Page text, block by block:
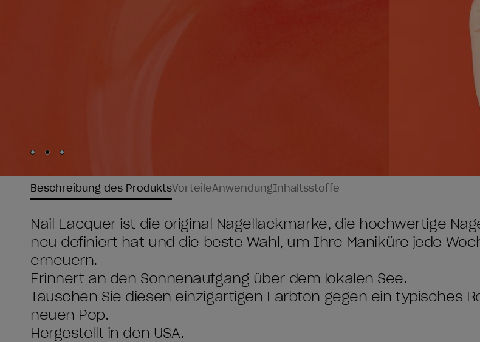
Skip to slide
Skip to slide
Skip to slide
Beschreibung des ProduktsVorteileAnwendungInhaltsstoffe
Nail Lacquer ist die original Nagellackmarke, die hochwertige
neu definiert hat und die beste Wahl, um Ihre Maniküre jede
erneuern.
Erinnert an den Sonnenaufgang über dem lokalen See.
Tauschen Sie diesen einzigartigen Farbton gegen ein typisches
neuen Pop.
Hergestellt in den USA.